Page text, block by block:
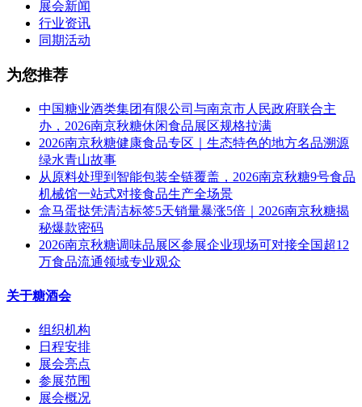
展会新闻
行业资讯
同期活动
为您推荐
中国糖业酒类集团有限公司与南京市人民政府联合主
办，2026南京秋糖休闲食品展区规格拉满
2026南京秋糖健康食品专区｜生态特色的地方名品溯源
绿水青山故事
从原料处理到智能包装全链覆盖，2026南京秋糖9号食品
机械馆一站式对接食品生产全场景
盒马蛋挞凭清洁标签5天销量暴涨5倍｜2026南京秋糖揭
秘爆款密码
2026南京秋糖调味品展区参展企业现场可对接全国超12
万食品流通领域专业观众
关于糖酒会
组织机构
日程安排
展会亮点
参展范围
展会概况